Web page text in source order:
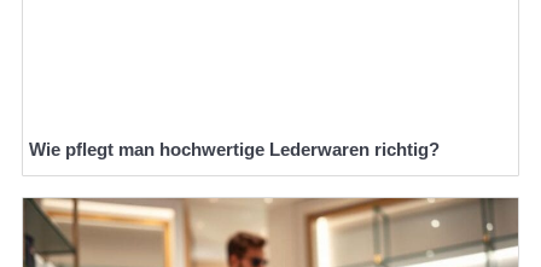
Wie pflegt man hochwertige Lederwaren richtig?